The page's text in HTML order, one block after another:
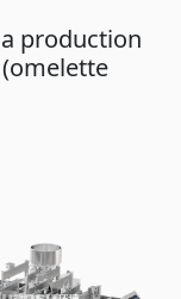
production